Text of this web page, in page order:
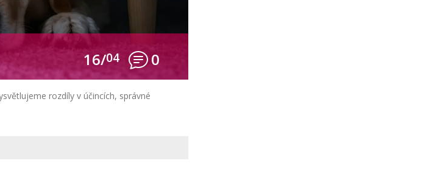
16/04 0
rozdíly v účincích, správné